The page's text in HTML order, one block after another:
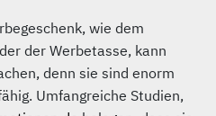
wie dem
der Werbetasse, kann
denn sie sind enorm
Umfangreiche Studien,